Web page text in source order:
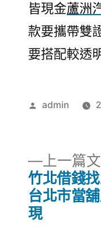
皆現金蘆洲
款要攜帶雙
要搭配較透
作
admin
上一篇
竹北借錢
台北市當
現